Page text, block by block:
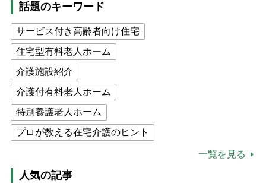
話題のキーワード
サービス付き高齢者向け住宅
住宅型有料老人ホーム
介護施設紹介
介護付有料老人ホーム
特別養護老人ホーム
プロが教える在宅介護のヒント
高木ブー
ケアマネジャー
一覧を見る
人気の記事